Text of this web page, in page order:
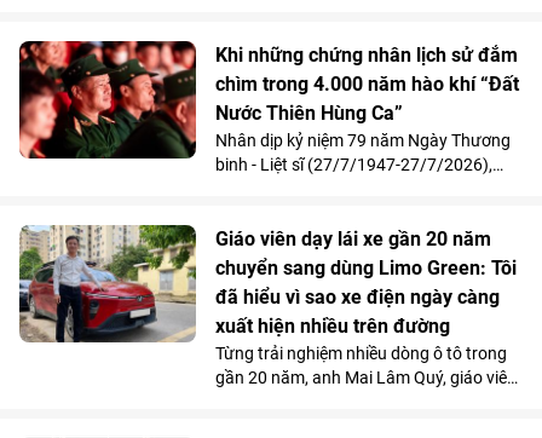
được mời làm việc ngay sau khi tốt
nghiệp, Chương trình đang tăng tốc mở
rộng quy mô đào tạo nhằm đảm bảo
mục tiêu cung cấp từ 10.000 - 20.000
nhân tài AI trong vòng 2 năm, đáp ứng
Khi những chứng nhân lịch sử đắm
chìm trong 4.000 năm hào khí “Đất
Nước Thiên Hùng Ca”
Nhân dịp kỷ niệm 79 năm Ngày Thương
binh - Liệt sĩ (27/7/1947-27/7/2026),
chiến thưởng thức show diễn “Đất Nước
Thiên Hùng Ca” tại Vinpearl Theatre
Ocean City. Phản hồi xúc động của chính
những người từng đi qua chiến tranh đã
góp phần khẳng định ý nghĩa nhân văn
và giá trị lan tỏa của tác phẩm nghệ
thuật lấy cảm hứng từ hơn 4.000 năm
Giáo viên dạy lái xe gần 20 năm
chuyển sang dùng Limo Green: Tôi
đã hiểu vì sao xe điện ngày càng
xuất hiện nhiều trên đường
Từng trải nghiệm nhiều dòng ô tô trong
gần 20 năm, anh Mai Lâm Quý, giáo viên